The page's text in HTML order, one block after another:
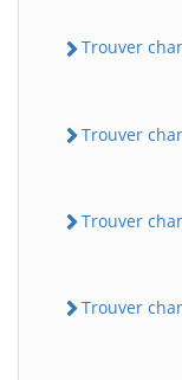
Trouver
Trouver
Trouver
Trouver